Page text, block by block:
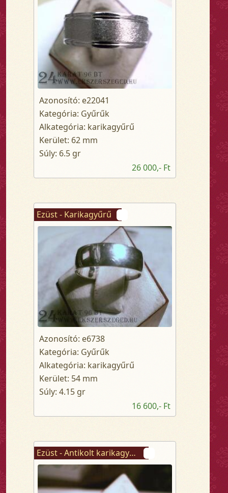
Azonosító: e22041
Kategória: Gyűrűk
Alkategória: karikagyűrű
Kerület: 62 mm
Súly: 6.5 gr
26 000,- Ft
Ezüst - Karikagyűrű
Azonosító: e6738
Kategória: Gyűrűk
Alkategória: karikagyűrű
Kerület: 54 mm
Súly: 4.15 gr
16 600,- Ft
Ezüst - Antikolt karikagyűrű